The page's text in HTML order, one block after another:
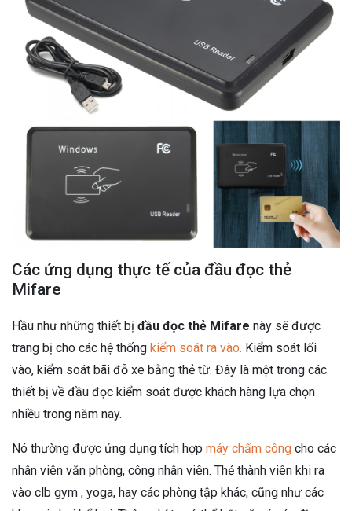
Các ứng dụng thực tế của đầu đọc thẻ
Mifare
Hầu như những thiết bị đầu đọc thẻ Mifare này sẽ được
trang bị cho các hệ thống kiểm soát ra vào. Kiểm soát lối
vào, kiểm soát bãi đỗ xe bằng thẻ từ. Đây là một trong các
thiết bị về đầu đọc kiểm soát được khách hàng lựa chọn
nhiều trong năm nay.
Nó thường được ứng dụng tích hợp máy chấm công cho các
nhân viên văn phòng, công nhân viên. Thẻ thành viên khi ra
vào clb gym , yoga, hay các phòng tập khác, cũng như các